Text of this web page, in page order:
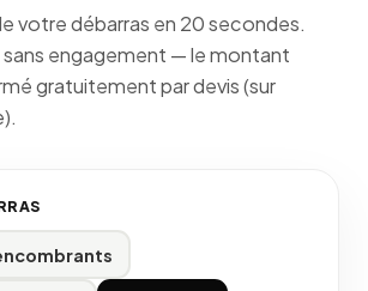
votre débarras en 20 secondes.
engagement — le montant
gratuitement par devis (sur